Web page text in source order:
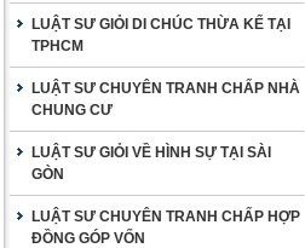
LUẬT SƯ GIỎI DI CHÚC THỪA KẾ TẠI
TPHCM
LUẬT SƯ CHUYÊN TRANH CHẤP NHÀ
CHUNG CƯ
LUẬT SƯ GIỎI VỀ HÌNH SỰ TẠI SÀI
GÒN
LUẬT SƯ CHUYÊN TRANH CHẤP HỢP
ĐỒNG GÓP VỐN